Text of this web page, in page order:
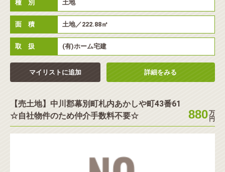
種 別 土地
面 積 土地／222.88㎡
取 扱 (有)ホーム宅建
マイリストに追加 詳細をみる
【売土地】中川郡幕別町札内あかしや町43番61
☆自社物件のため仲介手数料不要☆
880万
円